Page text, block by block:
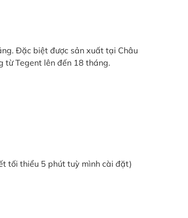
Đặc biệt được sản xuất tại Châu
từ Tegent lên đến 18 tháng.
tối thiểu 5 phút tuỳ mình cài đặt)